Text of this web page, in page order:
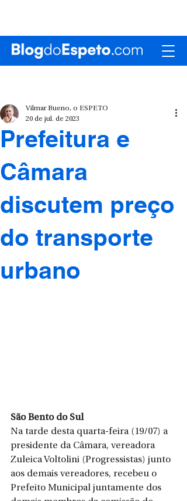
Prefeitura e
Câmara
discutem preço
do transporte
urbano
Vilmar Bueno, o ESPETO
20 de jul. de 2023
São Bento do Sul
Na tarde desta quarta-feira (19/07) a
presidente da Câmara, vereadora
Zuleica Voltolini (Progressistas) junto
aos demais vereadores, recebeu o
Prefeito Municipal juntamente dos